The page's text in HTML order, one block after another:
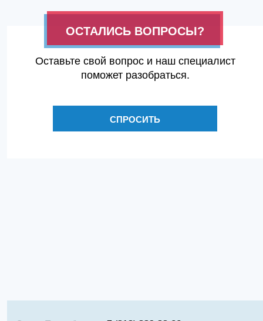
ОСТАЛИСЬ ВОПРОСЫ?
Оставьте свой вопрос и наш специалист
поможет разобраться.
СПРОСИТЬ